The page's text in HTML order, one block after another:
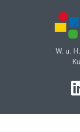
W. u.